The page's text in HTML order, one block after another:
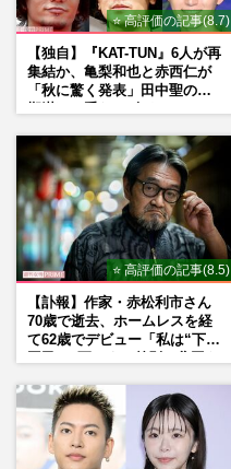
⭐ 高評価の記事(8.7)
【独自】『KAT-TUN』6人が再
集結か、亀梨和也と赤西仁が
「秋に驚く発表」田中聖の刑
⭐ 高評価の記事(8.5)
【訃報】作家・赤松利市さん
70歳で逝去、ホームレスを経
て62歳でデビュー「私は“下級